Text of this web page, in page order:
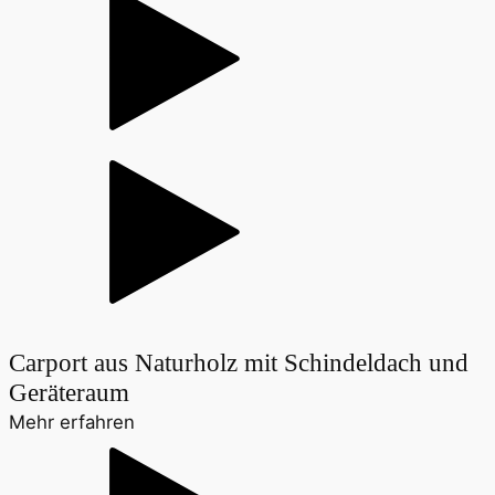
Carport aus Naturholz mit Schindeldach und
Geräteraum
Mehr erfahren